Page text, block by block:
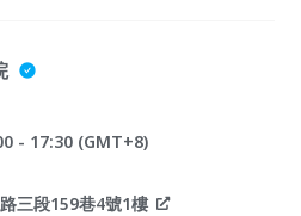
- 17:30 (GMT+8)
三段159巷4號1樓